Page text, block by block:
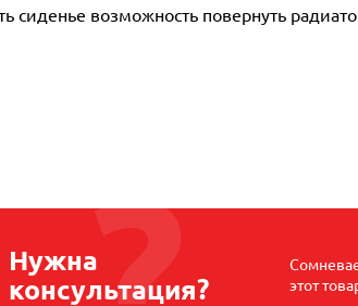
сиденье возможность повернуть
Нужна
консультация?
этот